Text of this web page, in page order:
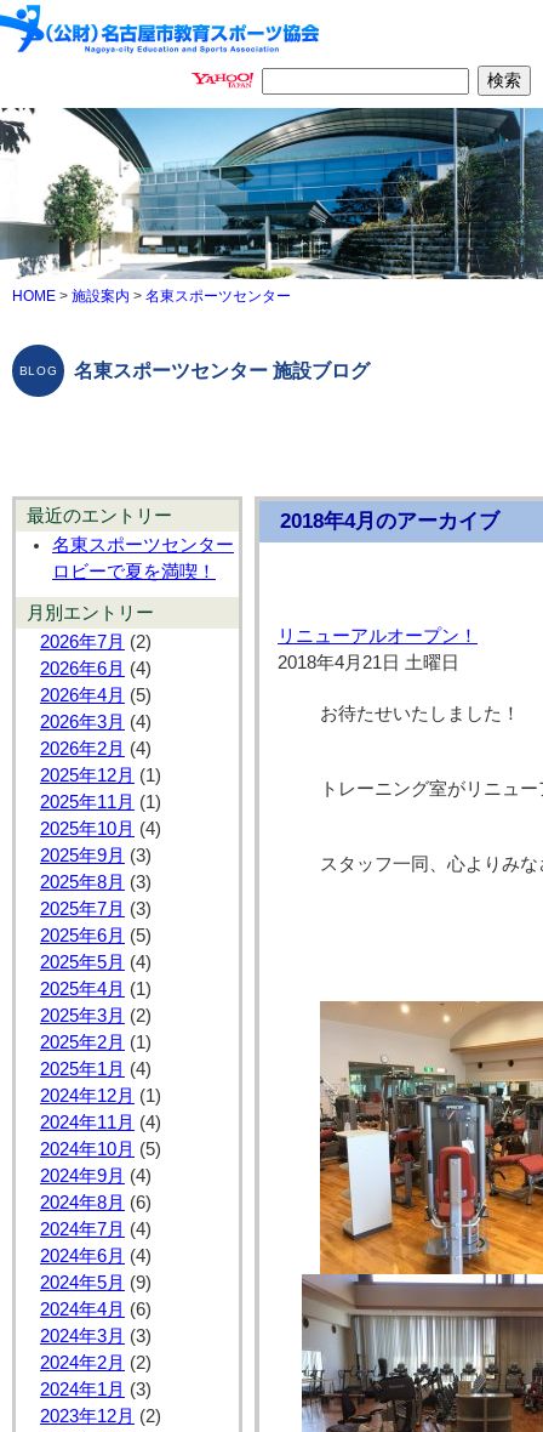
HOME > 施設案内 > 名東スポーツセンター
名東スポーツセンター 施設ブログ
最近のエントリー
名東スポーツセンター
ロビーで夏を満喫！
月別エントリー
2026年7月 (2)
2026年6月 (4)
2026年4月 (5)
2026年3月 (4)
2026年2月 (4)
2025年12月 (1)
2025年11月 (1)
2025年10月 (4)
2025年9月 (3)
2025年8月 (3)
2025年7月 (3)
2025年6月 (5)
2025年5月 (4)
2025年4月 (1)
2025年3月 (2)
2025年2月 (1)
2025年1月 (4)
2024年12月 (1)
2024年11月 (4)
2024年10月 (5)
2024年9月 (4)
2024年8月 (6)
2024年7月 (4)
2024年6月 (4)
2024年5月 (9)
2024年4月 (6)
2024年3月 (3)
2024年2月 (2)
2024年1月 (3)
2023年12月 (2)
2018年4月のアーカイブ
リニューアルオープン！
2018年4月21日 土曜日
お待たせいたしました！
トレーニング室がリニュ
スタッフ一同、心よりみ